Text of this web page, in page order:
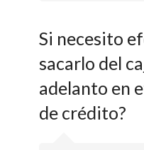
Si necesito
sacarlo del
adelanto en
de crédito?